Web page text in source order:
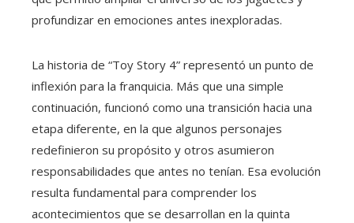
profundizar en emociones antes inexploradas.
La historia de “Toy Story 4” representó un punto de
inflexión para la franquicia. Más que una simple
continuación, funcionó como una transición hacia una
etapa diferente, en la que algunos personajes
redefinieron su propósito y otros asumieron
responsabilidades que antes no tenían. Esa evolución
resulta fundamental para comprender los
acontecimientos que se desarrollan en la quinta